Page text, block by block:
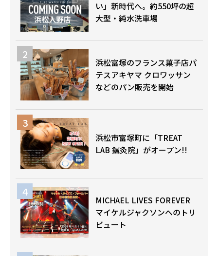
い」新時代へ。約550坪の超
大型・純水洗車場
浜松富塚のフランス菓子店パ
テスアキヤマ クロワッサン
などのパン販売を開始
浜松市富塚町に「TREAT
LAB 鍼灸院」がオープン!!
MICHAEL LIVES FOREVER
マイケルジャクソンへのトリ
ビュート